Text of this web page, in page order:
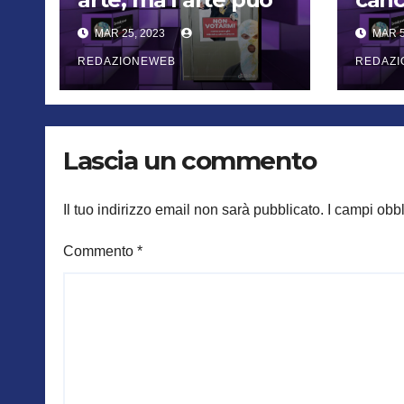
essere politica?
MAR 25, 2023
REDAZIONEWEB
MAR
Lascia un commento
Il tuo indirizzo email non sarà pubblicato. I campi
Commento *